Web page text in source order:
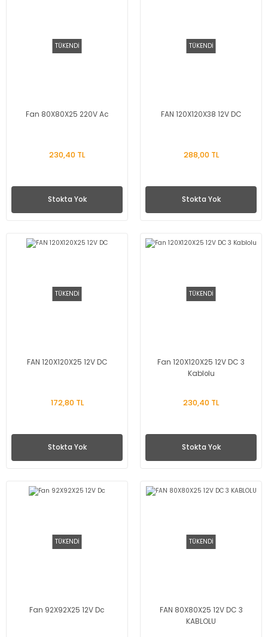
TÜKENDİ
Fan 80X80X25 220V Ac
230,40 TL
Stokta Yok
TÜKENDİ
FAN 120X120X38 12V DC
288,00 TL
Stokta Yok
TÜKENDİ
FAN 120X120X25 12V DC
172,80 TL
Stokta Yok
TÜKENDİ
Fan 120X120X25 12V DC 3
Kablolu
230,40 TL
Stokta Yok
TÜKENDİ
Fan 92X92X25 12V Dc
TÜKENDİ
FAN 80X80X25 12V DC 3
KABLOLU